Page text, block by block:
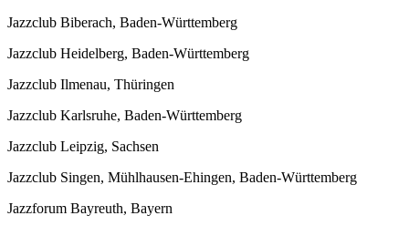
Jazzclub Biberach, Baden-Württemberg
Jazzclub Heidelberg, Baden-Württemberg
Jazzclub Ilmenau, Thüringen
Jazzclub Karlsruhe, Baden-Württemberg
Jazzclub Leipzig, Sachsen
Jazzclub Singen, Mühlhausen-Ehingen, Baden-Württemberg
Jazzforum Bayreuth, Bayern